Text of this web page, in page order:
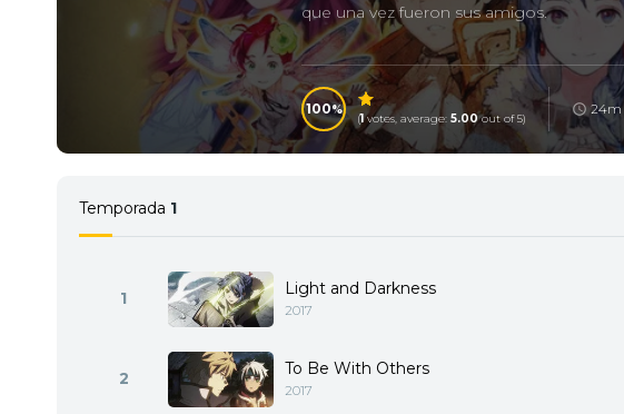
que una vez fueron sus amigos.
100
(1votes, average: 5.00out of 5)
24m
Temporada 1
1 Light and Darkness
2017
2 To Be With Others
2017